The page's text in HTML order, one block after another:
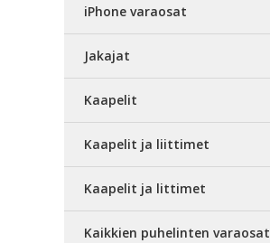
iPhone varaosat
Jakajat
Kaapelit
Kaapelit ja liittimet
Kaapelit ja littimet
Kaikkien puhelinten varaosat